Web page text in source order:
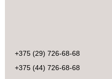
+375 (29) 726-68-68
+375 (44) 726-68-68